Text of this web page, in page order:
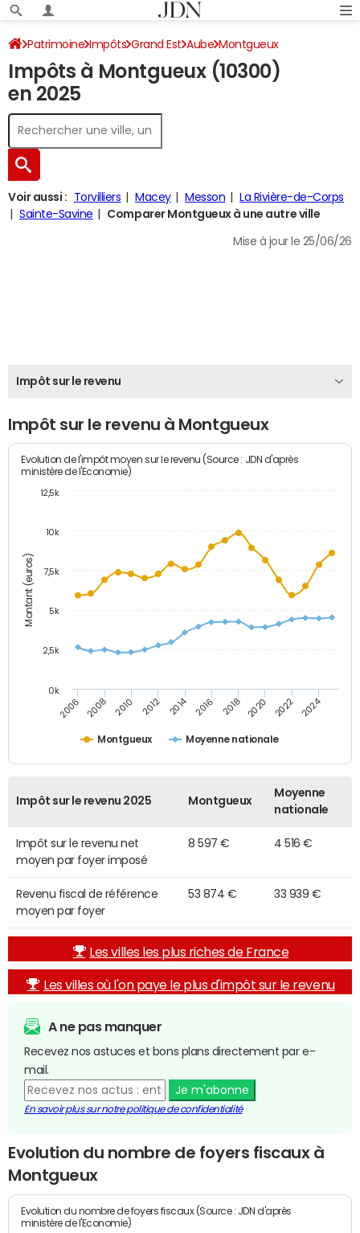
Patrimoine Impôts Grand Est Aube Montgueux
Impôt sur le revenu
Impôts à Montgueux (10300)
en 2025
Voir aussi : Torvilliers Macey Messon
La Rivière-de-Corps
Sainte-Savine
Comparer Montgueux à une autre ville
Mise à jour le 25/06/26
Impôt sur le revenu
Impôt sur le revenu à Montgueux
Montant (euros)
Evolution de l'impôt moyen sur le revenu (Source : JDN d'après
ministère de l'Economie)
Montgueux Moyenne nationale
2006 2008 2010 2012 2014 2016 2018 2020 2022 2024
0k
2,5k
5k
7,5k
10k
12,5k
Impôt sur le revenu 2025 Montgueux
Moyenne
nationale
Impôt sur le revenu net
moyen par foyer imposé
8 597 € 4 516 €
Revenu fiscal de référence
moyen par foyer
53 874 € 33 939 €
Les villes les plus riches de France
Les villes où l'on paye le plus d'impôt sur le revenu
A ne pas manquer
Recevez nos astuces et bons plans directement par e-
mail.
Je m'abonne
En savoir plus sur notre politique de confidentialité
Evolution du nombre de foyers fiscaux à
Montgueux
Evolution du nombre de foyers fiscaux (Source : JDN d'après
ministère de l'Economie)